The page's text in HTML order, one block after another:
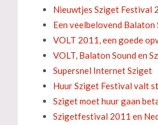
Nieuwtjes Sziget Festival
Een veelbelovend Balaton
VOLT 2011, een goede
VOLT, Balaton Sound en
Supersnel Internet Sziget
Huur Sziget Festival valt
Sziget moet huur gaan
Szigetfestival 2011 en